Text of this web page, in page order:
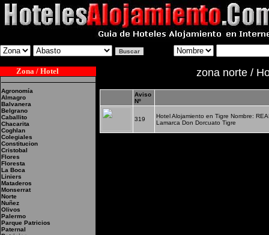
Zona / Hotel
Agronomía
Almagro
Balvanera
Belgrano
Caballito
Chacarita
Coghlan
Colegiales
Constitucion
Cristobal
Flores
Floresta
La Boca
Liniers
Mataderos
Monserrat
Norte
Nuñez
Olivos
Palermo
Parque Patricios
Paternal
zona norte /
Aviso
Nº
319
Hotel Alojamiento en Tigre Nombre:
Lamarca Don Dorcuato Tigre